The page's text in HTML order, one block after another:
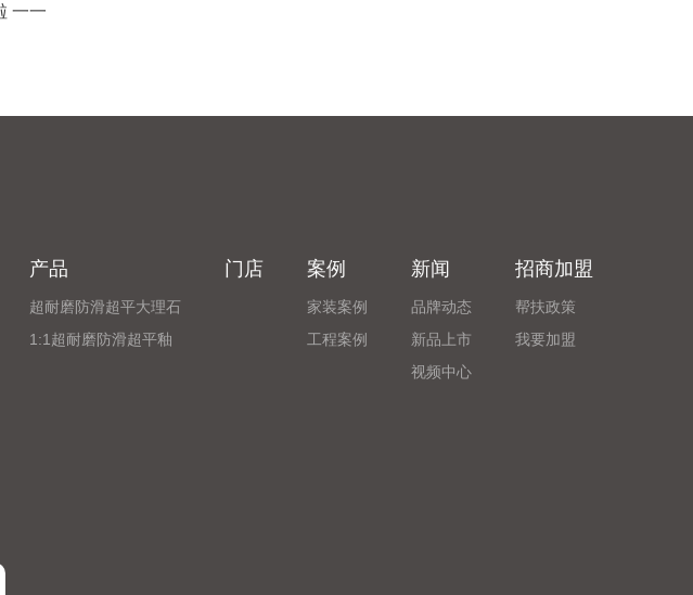
一一
产品
超耐磨防滑超平大理石
1:1超耐磨防滑超平釉
门店 案例
家装案例
工程案例
新闻
品牌动态
新品上市
视频中心
招商加盟
帮扶政策
我要加盟